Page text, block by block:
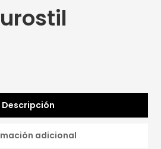
Descripción
adicional